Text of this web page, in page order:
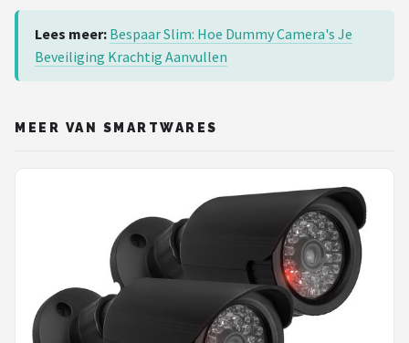
Lees meer: Bespaar Slim: Hoe Dummy Camera's Je
Beveiliging Krachtig Aanvullen
MEER VAN SMARTWARES